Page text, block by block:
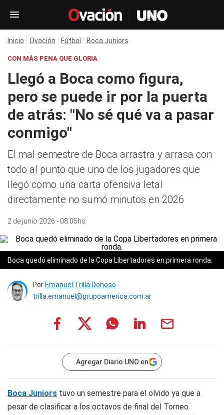
Inicio Ovación Fútbol Boca Juniors
CON MÁS PENA QUE GLORIA
Llegó a Boca como figura,
pero se puede ir por la puerta
de atrás: "No sé qué va a pasar
conmigo"
El mal semestre de Boca arrastra y arrasa con
todo al punto que uno de los jugadores que
llegó como una carta ofensiva letal
directamente no sumó minutos en 2026
2 de junio 2026 - 08:05hs
Boca quedó eliminado de la Copa Libertadores en primera ronda.
Por Emanuel Trilla Donoso
trilla.emanuel@grupoamerica.com.ar
Agregar Diario UNO en
Boca Juniors tuvo un semestre para el olvido ya que a
pesar de clasificar a los octavos de final del Torneo